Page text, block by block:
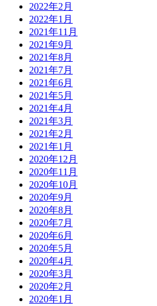
2022年2月
2022年1月
2021年11月
2021年9月
2021年8月
2021年7月
2021年6月
2021年5月
2021年4月
2021年3月
2021年2月
2021年1月
2020年12月
2020年11月
2020年10月
2020年9月
2020年8月
2020年7月
2020年6月
2020年5月
2020年4月
2020年3月
2020年2月
2020年1月